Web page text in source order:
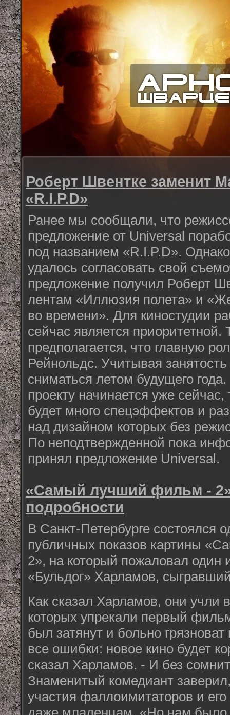
Роберт Швентке заменит
«R.I.P.D»
Ранее мы сообщали, что
предложение от Universal
под названием «R.I.P.D».
удалось согласовать свой
предложение получил Роберт
лентам «Иллюзия полета» и
во времени». Для киностудии
сейчас является приоритетной.
предполагается, что главную
Рейнольдс. Учитывая
сниматься летом будущего
проекту начинается уже
будет много спецэффектов и
над дизайном которых без
По неподтвержденной пока
принял предложение Universal.
«Самый лучший фильм -
подробности
В Санкт-Петербурге состоялся
публичных показов картины
2», на который пожаловал один
«Бульдог» Харламов,
Как сказал Харламов, они учли
которых упрекали первый
был затянут и больно
все ошибки: новое кино будет
сказал Харламов. - И без
Знаменитый комедиант
участия фаллоимитаторов и